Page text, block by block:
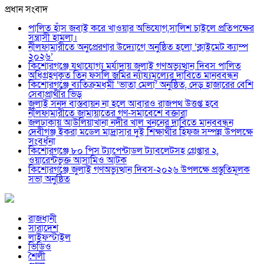
প্রধান সংবাদ
পালিত হাঁস জবাই করে খাওয়ার অভিযোগ,সালিশ চাইলে প্রতিপক্ষের
সন্ত্রাসী হামলা।
নীলফামারীতে অনুপ্রেরণার উদ্যোগে অনুষ্ঠিত হলো ‘ক্লাইমেট ক্যাম্প
২০২৬’
কিশোরগঞ্জে যথাযোগ্য মর্যাদায় জুলাই গণঅভ্যুত্থান দিবস পালিত
অধিগ্রহণকৃত তিন ফসলি জমির ন্যায্যমূল্যের দাবিতে মানববন্ধন
কিশোরগঞ্জে ব্যতিক্রমধর্মী ‘ভাতা মেলা’ অনুষ্ঠিত, দেড় হাজারের বেশি
সেবাপ্রার্থীর ভিড়
জুলাই সনদ বাস্তবায়ন না হলে আবারও রাজপথ উত্তপ্ত হবে
নীলফামারীতে জামায়াতের গণ-সমাবেশে বক্তারা
জলঢাকায় আউলিয়াখানা নদীর খাল খননের দাবিতে মানববন্ধন
দেবীগঞ্জ ইকরা মডেল মাদ্রাসার দুই শিক্ষার্থীর হিফজ সম্পন্ন উপলক্ষে
সংবর্ধনা
কিশোরগঞ্জে ৮০ পিস ট্যাপেন্টাডল ট্যাবলেটসহ গ্রেপ্তার ২,
ওয়ারেন্টভুক্ত আসামিও আটক
কিশোরগঞ্জে জুলাই গণঅভ্যুত্থান দিবস-২০২৬ উপলক্ষে প্রস্তুতিমূলক
সভা অনুষ্ঠিত
রাজধানী
সারাদেশ
লাইফস্টাইল
ভিডিও
শৈলী